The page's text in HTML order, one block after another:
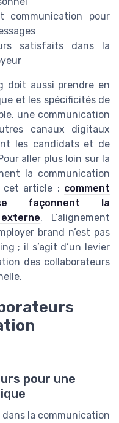
communication pour
satisfaits dans la
doit aussi prendre en
et les spécificités de
une communication
canaux digitaux
les candidats et de
aller plus loin sur la
la communication
cet article : comment
façonnent la
. L’alignement
brand n’est pas
; il s’agit d’un levier
des collaborateurs
pour une
dans la communication